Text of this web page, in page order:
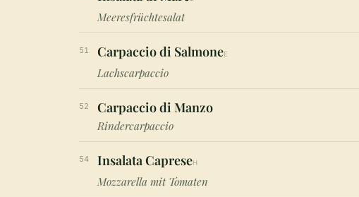
Meeresfrüchtesalat
51 Carpaccio di SalmoneE
Lachscarpaccio
52 Carpaccio di Manzo
Rindercarpaccio
54 Insalata CapreseH
Mozzarella mit Tomaten